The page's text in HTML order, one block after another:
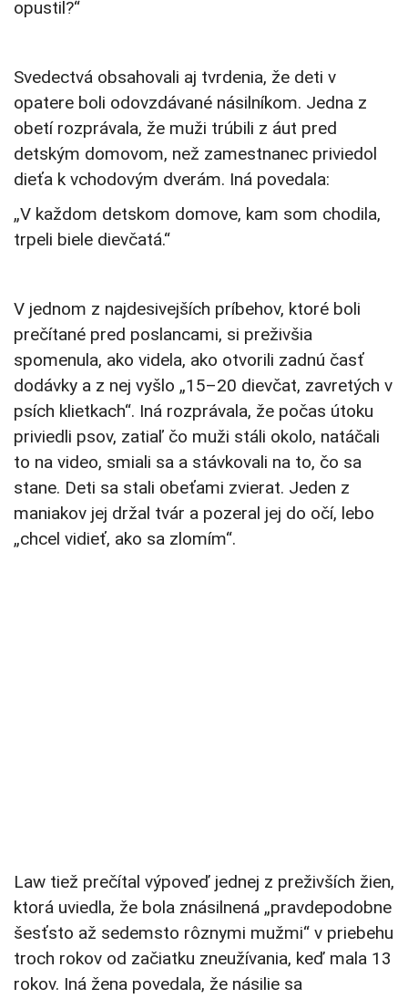
opustil?“
Svedectvá obsahovali aj tvrdenia, že deti v
opatere boli odovzdávané násilníkom. Jedna z
obetí rozprávala, že muži trúbili z áut pred
detským domovom, než zamestnanec priviedol
dieťa k vchodovým dverám. Iná povedala:
„V každom detskom domove, kam som chodila,
trpeli biele dievčatá.“
V jednom z najdesivejších príbehov, ktoré boli
prečítané pred poslancami, si preživšia
spomenula, ako videla, ako otvorili zadnú časť
dodávky a z nej vyšlo „15–20 dievčat, zavretých v
psích klietkach“. Iná rozprávala, že počas útoku
priviedli psov, zatiaľ čo muži stáli okolo, natáčali
to na video, smiali sa a stávkovali na to, čo sa
stane. Deti sa stali obeťami zvierat. Jeden z
maniakov jej držal tvár a pozeral jej do očí, lebo
„chcel vidieť, ako sa zlomím“.
Law tiež prečítal výpoveď jednej z preživších žien,
ktorá uviedla, že bola znásilnená „pravdepodobne
šesťsto až sedemsto rôznymi mužmi“ v priebehu
troch rokov od začiatku zneužívania, keď mala 13
rokov. Iná žena povedala, že násilie sa